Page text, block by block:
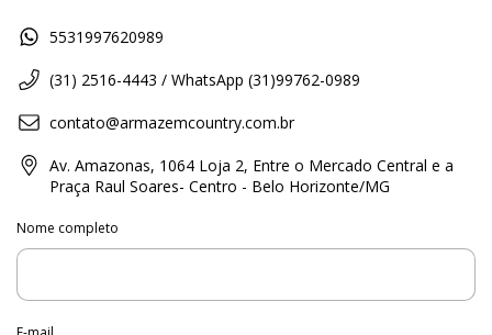
5531997620989
(31) 2516-4443 / WhatsApp (31)99762-0989
contato@armazemcountry.com.br
Av. Amazonas, 1064 Loja 2, Entre o Mercado Central e a
Praça Raul Soares- Centro - Belo Horizonte/MG
Nome completo